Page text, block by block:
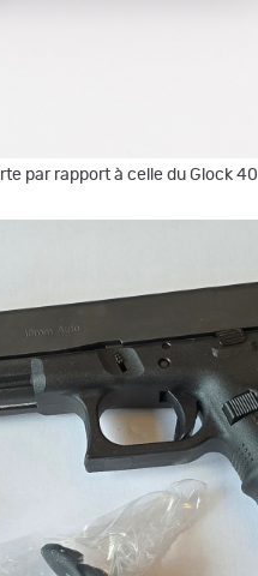
par rapport à celle du Glock